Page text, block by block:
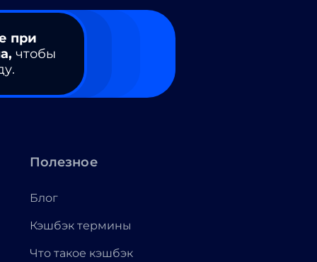
при
чтобы
Полезное
Блог
Кэшбэк термины
Что такое кэшбэк